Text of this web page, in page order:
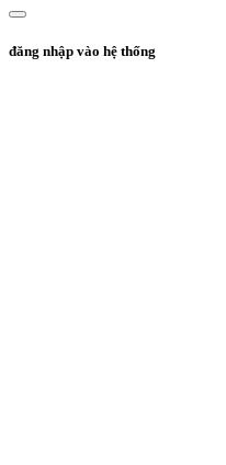
đăng nhập vào hệ thống